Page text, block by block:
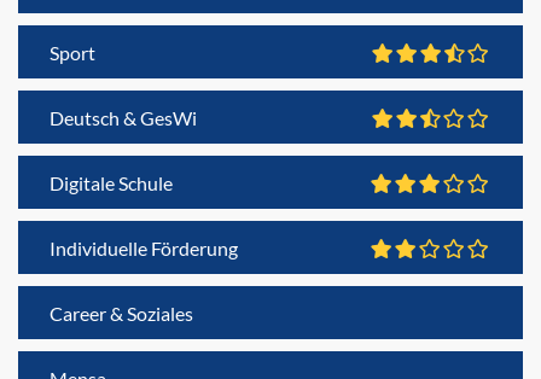
Sport
Deutsch & GesWi
Digitale Schule
Individuelle Förderung
Career & Soziales